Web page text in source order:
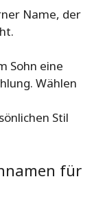
Name, der
Sohn eine
Wählen
Stil
für